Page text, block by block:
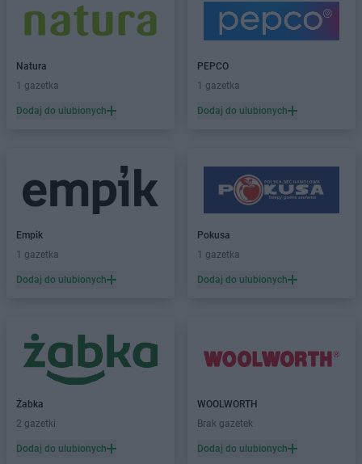
Natura
1 gazetka
Dodaj do ulubionych
PEPCO
1 gazetka
Dodaj do ulubionych
Empik
1 gazetka
Dodaj do ulubionych
Pokusa
1 gazetka
Dodaj do ulubionych
Żabka
2 gazetki
Dodaj do ulubionych
WOOLWORTH
Brak gazetek
Dodaj do ulubionych